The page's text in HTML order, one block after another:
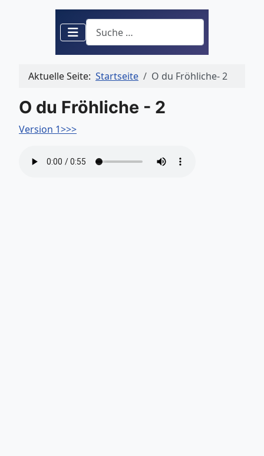
Suchen
Aktuelle Seite: Startseite O du Fröhliche- 2
O du Fröhliche - 2
Version 1>>>